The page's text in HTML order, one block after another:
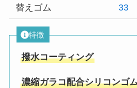
替えゴム 33
特徴
撥水コーティング
濃縮ガラコ配合シリコンゴ